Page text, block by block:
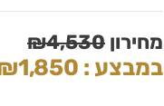
מחירון ₪4,530
במבצע : 1,850